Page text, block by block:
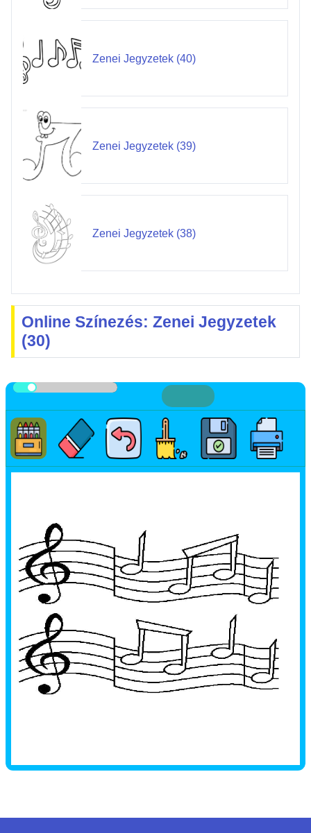
Zenei Jegyzetek (40)
Zenei Jegyzetek (39)
Zenei Jegyzetek (38)
Online Színezés: Zenei Jegyzetek
(30)